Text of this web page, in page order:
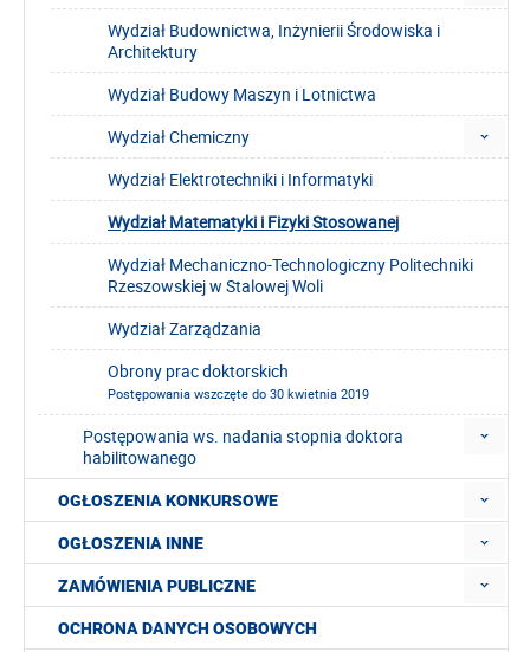
Wydział Budownictwa, Inżynierii Środowiska i
Architektury
Wydział Budowy Maszyn i Lotnictwa
Wydział Chemiczny
Wydział Elektrotechniki i Informatyki
Wydział Matematyki i Fizyki Stosowanej
Wydział Mechaniczno-Technologiczny Politechniki
Rzeszowskiej w Stalowej Woli
Wydział Zarządzania
Obrony prac doktorskich
Postępowania wszczęte do 30 kwietnia 2019
Postępowania ws. nadania stopnia doktora
habilitowanego
OGŁOSZENIA KONKURSOWE
OGŁOSZENIA INNE
ZAMÓWIENIA PUBLICZNE
OCHRONA DANYCH OSOBOWYCH